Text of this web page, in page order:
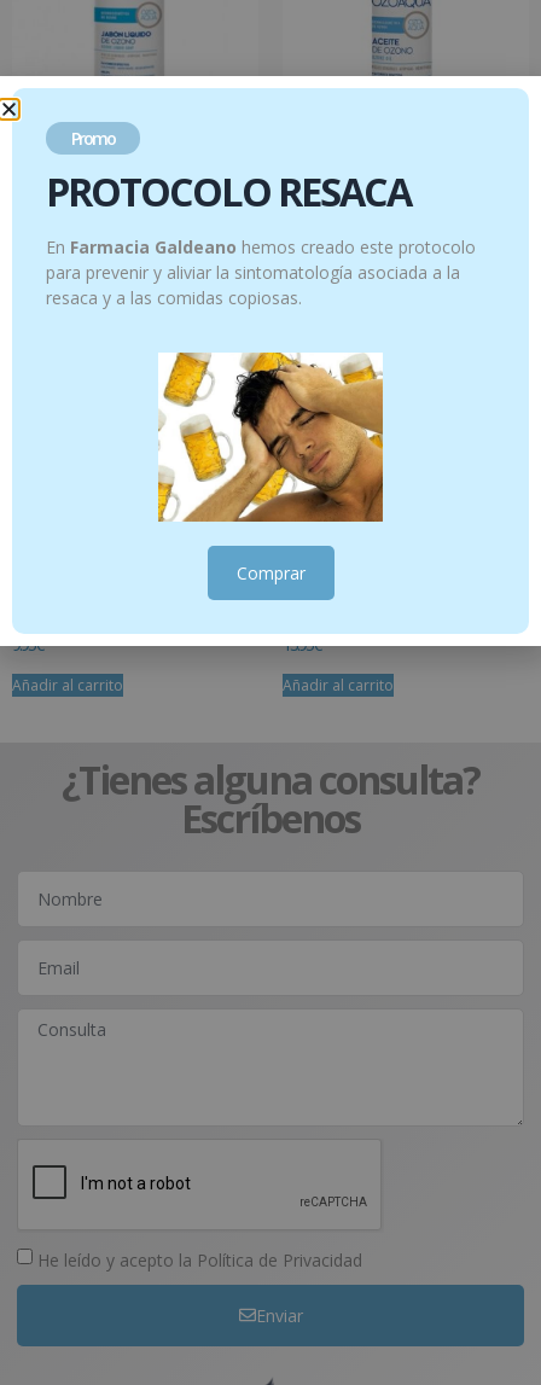
JABÓN SYNDET DE ACEITE OZONIZADO
1000 ml
Añadir al carrito
24.95€
Añadir al carrito
9.95€
Añadir al carrito
Hidrolato Rosa de Damasco – 150 ml
13.95€
Añadir al carrito
¿Tienes alguna consulta?
Escríbenos
He leído y acepto la Política de Privacidad
Enviar
Promo
PROTOCOLO RESACA
En Farmacia Galdeano hemos creado este protocolo
para prevenir y aliviar la sintomatología asociada a la
resaca y a las comidas copiosas.
Comprar